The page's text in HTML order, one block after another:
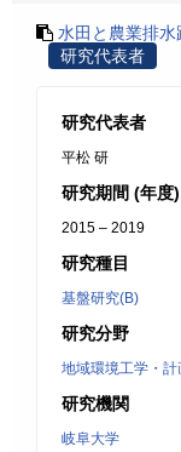
水田と農業排
研究代表者
研究代表者
平松 研
研究期間 (年度)
2015 – 2019
研究種目
基盤研究(B)
研究分野
地域環境工学・計
研究機関
岐阜大学